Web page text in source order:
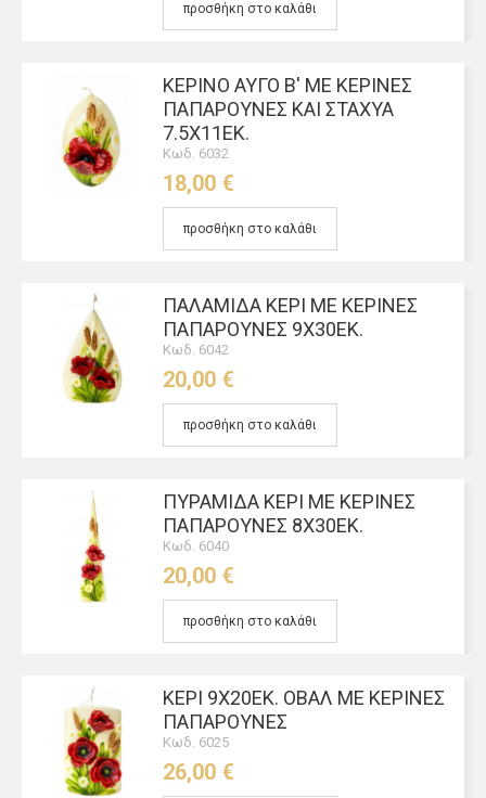
προσθήκη στο καλάθι
ΚΈΡΙΝΟ ΑΥΓΌ Β' ΜΕ ΚΈΡΙΝΕΣ
ΠΑΠΑΡΟΎΝΕΣ ΚΑΙ ΣΤΆΧΥΑ
7.5Χ11ΕΚ.
Κωδ. 6032
18,00 €
προσθήκη στο καλάθι
ΠΑΛΑΜΊΔΑ ΚΕΡΊ ΜΕ ΚΈΡΙΝΕΣ
ΠΑΠΑΡΟΎΝΕΣ 9X30ΕΚ.
Κωδ. 6042
20,00 €
προσθήκη στο καλάθι
ΠΥΡΑΜΊΔΑ ΚΈΡΊ ΜΕ ΚΈΡΙΝΕΣ
ΠΑΠΑΡΟΎΝΕΣ 8Χ30ΕΚ.
Κωδ. 6040
20,00 €
προσθήκη στο καλάθι
ΚΕΡΊ 9Χ20ΕΚ. ΟΒΆΛ ΜΕ ΚΈΡΙΝΕΣ
ΠΑΠΑΡΟΎΝΕΣ
Κωδ. 6025
26,00 €